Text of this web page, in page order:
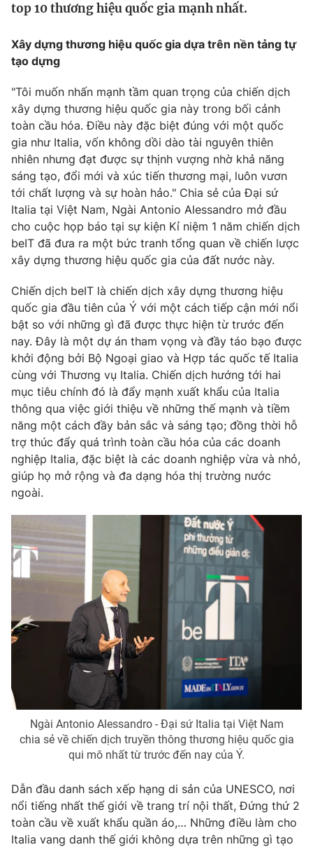
Tin tức
Thế giới đó đây
Câu chuyện quốc tế
Tài chính
Thị trường
Góc doanh nghiệp
Dữ liệu và đời sống
Truyền hình
Phim VTV
Hậu trường
Nhân vật
Khán giả
Giải sao mai
Giải trí
Điện ảnh
Âm nhạc
Sao
Đời sống
Du lịch
Làm đẹp
Giáo dục
Tuyển sinh
Học trực tuyến
Công nghệ
Hitech Công nghệ tương lai
Sản phẩm
Thị trường
Tư vấn
Giao lưu trực tuyến
Lịch phát sóng
Chuyên mục khác
Emagazine Podcast
Photo Infographic
VTV Money VTV Thể thao
VTV Sức khoẻ Bất động sản
Thị trường 24h Tấm lòng Việt
Vươn mình bằng AI
VTV9 VTV8
Liên hệ tòa soạn English
THỜI BÁO VTV
top 10 thương hiệu quốc gia mạnh nhất.
Xây dựng thương hiệu quốc gia dựa trên nền tảng tự
tạo dựng
"Tôi muốn nhấn mạnh tầm quan trọng của chiến dịch
xây dựng thương hiệu quốc gia này trong bối cảnh
toàn cầu hóa. Điều này đặc biệt đúng với một quốc
gia như Italia, vốn không dồi dào tài nguyên thiên
nhiên nhưng đạt được sự thịnh vượng nhờ khả năng
sáng tạo, đổi mới và xúc tiến thương mại, luôn vươn
tới chất lượng và sự hoàn hảo." Chia sẻ của Đại sứ
Italia tại Việt Nam, Ngài Antonio Alessandro mở đầu
cho cuộc họp báo tại sự kiện Kỉ niệm 1 năm chiến dịch
beIT đã đưa ra một bức tranh tổng quan về chiến lược
xây dựng thương hiệu quốc gia của đất nước này.
Chiến dịch beIT là chiến dịch xây dựng thương hiệu
quốc gia đầu tiên của Ý với một cách tiếp cận mới nổi
bật so với những gì đã được thực hiện từ trước đến
nay. Đây là một dự án tham vọng và đầy táo bạo được
khởi động bởi Bộ Ngoại giao và Hợp tác quốc tế Italia
cùng với Thương vụ Italia. Chiến dịch hướng tới hai
mục tiêu chính đó là đẩy mạnh xuất khẩu của Italia
thông qua việc giới thiệu về những thế mạnh và tiềm
năng một cách đầy bản sắc và sáng tạo; đồng thời hỗ
trợ thúc đẩy quá trình toàn cầu hóa của các doanh
nghiệp Italia, đặc biệt là các doanh nghiệp vừa và nhỏ,
giúp họ mở rộng và đa dạng hóa thị trường nước
ngoài.
Ngài Antonio Alessandro - Đại sứ Italia tại Việt Nam
chia sẻ về chiến dịch truyền thông thương hiệu quốc gia
qui mô nhất từ trước đến nay của Ý.
Dẫn đầu danh sách xếp hạng di sản của UNESCO, nơi
nổi tiếng nhất thế giới về trang trí nội thất, Đứng thứ 2
toàn cầu về xuất khẩu quần áo,… Những điều làm cho
Italia vang danh thế giới không dựa trên những gì tạo